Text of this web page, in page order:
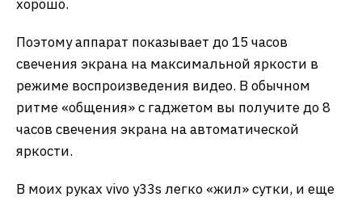
хорошо.
Поэтому аппарат показывает до 15 часов
свечения экрана на максимальной яркости в
режиме воспроизведения видео. В обычном
ритме «общения» с гаджетом вы получите до 8
часов свечения экрана на автоматической
яркости.
В моих руках vivo y33s легко «жил» сутки, и еще